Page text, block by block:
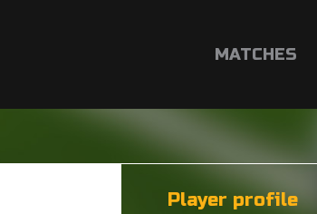
MATCHES
Player profile